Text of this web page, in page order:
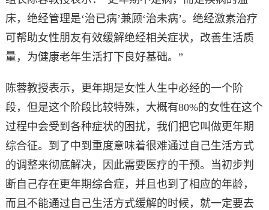
床，绝经管理是‘治已病’兼顾‘治未病’。绝经激素治疗
可帮助女性朋友有效缓解绝经相关症状，改善生活质
量，为健康老年生活打下良好基础。”
陈蓉教授表示，更年期是女性人生中必经的一个阶
段，但是这个阶段比较特殊，大概有80%的女性在这个
过程中会受到各种症状的困扰，我们把它叫做更年期
综合征。到了中到重度意味着很难通过自己生活方式
的调整来彻底解决，因此需要医疗的干预。当初步判
断自己存在更年期综合症，并且也到了相应的年龄，
而且不能通过自己生活方式缓解的时候，就一定要去